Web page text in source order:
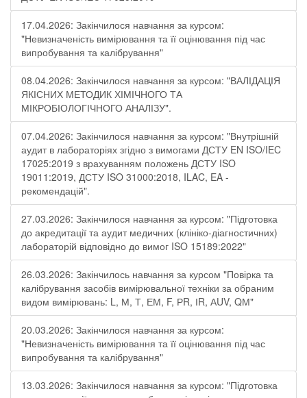
17.04.2026: Закінчилося навчання за курсом:
"Невизначеність вимірювання та її оцінювання під час
випробування та калібрування"
08.04.2026: Закінчилося навчання за курсом: "ВАЛІДАЦІЯ
ЯКІСНИХ МЕТОДИК ХІМІЧНОГО ТА
МІКРОБІОЛОГІЧНОГО АНАЛІЗУ".
07.04.2026: Закінчилося навчання за курсом: "Внутрішній
аудит в лабораторіях згідно з вимогами ДСТУ EN ISO/IEC
17025:2019 з врахуванням положень ДСТУ ISO
19011:2019, ДСТУ ISO 31000:2018, ILAC, EA -
рекомендацій".
27.03.2026: Закінчилося навчання за курсом: "Підготовка
до акредитації та аудит медичних (клініко-діагностичних)
лабораторій відповідно до вимог ISO 15189:2022"
26.03.2026: Закінчилось навчання за курсом "Повірка та
калібрування засобів вимірювальної техніки за обраним
видом вимірювань: L, М, Т, ЕМ, F, РR, ІR, АUV, QМ"
20.03.2026: Закінчилося навчання за курсом:
"Невизначеність вимірювання та її оцінювання під час
випробування та калібрування"
13.03.2026: Закінчилося навчання за курсом: "Підготовка